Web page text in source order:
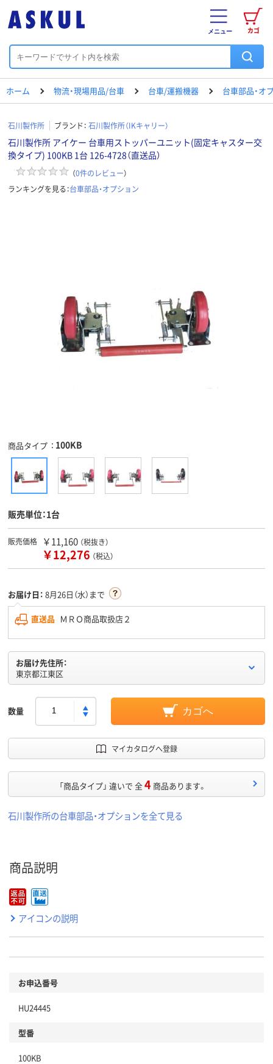
カゴ
メニュー
ホーム 物流・現場用品/台車 台車/運搬機器 台車部品・オ
石川製作所 ブランド： 石川製作所（IKキャリー）
石川製作所 アイケー 台車用ストッパーユニット(固定キャスター交
換タイプ) 100KB 1台 126-4728（直送品）
（0件のレビュー）
ランキングを見る：台車部品・オプション
商品タイプ 100KB
販売単位：1台
販売価格 ￥11,160 （税抜き）
￥12,276 （税込）
お届け日： 8月26日（水）まで
直送品 ＭＲＯ商品取扱店２
お届け先住所：
東京都江東区
数量 カゴへ
マイカタログへ登録
「商品タイプ」 違いで 全4 商品あります。
石川製作所の台車部品・オプションを全て見る
商品説明
アイコンの説明
お申込番号
HU24445
型番
100KB